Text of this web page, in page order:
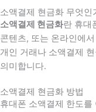
소액결제 현금화 무엇인
소액결제 현금화란 휴대
콘텐츠, 또는 온라인에
개인 거래나 소액결제
의미합니다.
소액결제 현금화 방법
휴대폰 소액결제 한도